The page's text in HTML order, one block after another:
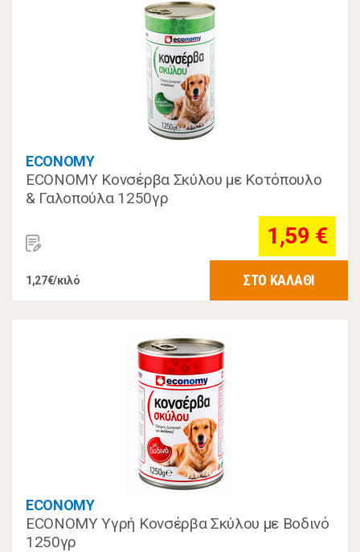
ECONOMY
ECONOMY Κονσέρβα Σκύλου με Κοτόπουλο
& Γαλοπούλα 1250γρ
1,59 €
1,27€/κιλό ΣΤΟ ΚΑΛΑΘΙ
ECONOMY
ECONOMY Υγρή Κονσέρβα Σκύλου με Βοδινό
1250γρ